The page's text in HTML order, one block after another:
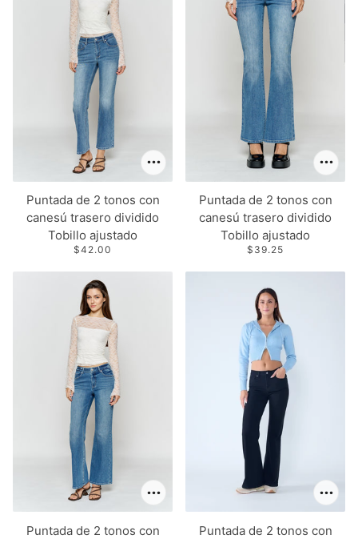
Puntada de 2 tonos con
canesú trasero dividido
Tobillo ajustado
$42.00
Puntada de 2 tonos con
canesú trasero dividido
Tobillo ajustado
$39.25
Puntada de 2 tonos con
Puntada de 2 tonos con